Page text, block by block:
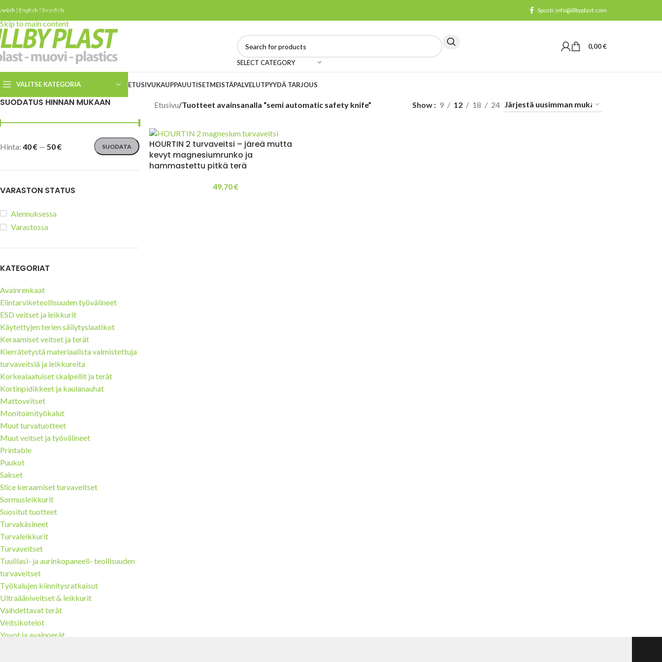
Skip to navigation
Skip to main content
| English | Swedish Sposti: info@illbyplast.com
SELECT CATEGORY
0,00€
VALITSE KATEGORIA
Slice keraamiset
Kierrätetystä materiaalista
leikkureita
Tuulilasi- ja aurinkopaneeli-
ETUSIVUKAUPPAUUTISETMEISTÄPALVELUTPYYDÄ TARJOUS
SUODATUS HINNAN MUKAAN
SUODATA
Hinta: 40 € — 50 €
VARASTON STATUS
Alennuksessa
Varastossa
KATEGORIAT
Avainrenkaat
Elintarviketeollisuuden työvälineet
ESD veitset ja leikkurit
Käytettyjen terien säilytyslaatikot
Keraamiset veitset ja terät
Kierrätetystä materiaalista valmistettuja
turvaveitsiä ja leikkureita
Korkealaatuiset skalpellit ja terät
Kortinpidikkeet ja kaulanauhat
Mattoveitset
Monitoimityökalut
Muut turvatuotteet
Muut veitset ja työvälineet
Printable
Puukot
Sakset
Slice keraamiset turvaveitset
Sormusleikkurit
Suositut tuotteet
Turvakäsineet
Turvaleikkurit
Turvaveitset
Tuulilasi- ja aurinkopaneeli- teollisuuden
turvaveitset
Työkalujen kiinnitysratkaisut
Ultraääniveitset & leikkurit
Vaihdettavat terät
Veitsikotelot
Yoyot ja avainperät
Etusivu/Tuotteet avainsanalla “semi automatic safety knife” Show 9 12 18 24
HOURTIN 2 turvaveitsi – järeä mutta
kevyt magnesiumrunko ja
hammastettu pitkä terä
49,70€